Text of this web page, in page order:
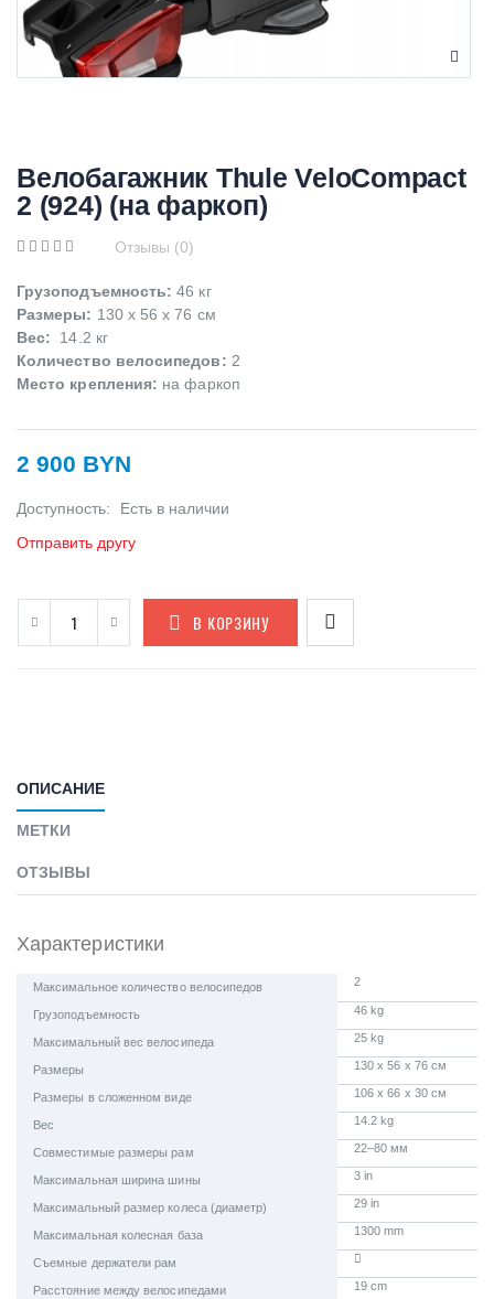
Велобагажник Thule VeloCompact
2 (924) (на фаркоп)
Отзывы (0)
Грузоподъемность:46 кг
Размеры: 130 x 56 x 76 см
Вес:
14.2 кг
Количество велосипедов: 2
Место крепления: на фаркоп
2 900 BYN
Доступность:
Есть в наличии
Отправить другу
В КОРЗИНУ
ОПИСАНИЕ
МЕТКИ
ОТЗЫВЫ
Характеристики
Максимальное количество велосипедов 2
Грузоподъемность 46 kg
Максимальный вес велосипеда 25 kg
Размеры 130 x 56 x 76 см
Размеры в сложенном виде 106 x 66 x 30 см
Вес 14.2 kg
Совместимые размеры рам 22–80 мм
Максимальная ширина шины 3 in
Максимальный размер колеса (диаметр) 29 in
Максимальная колесная база 1300 mm
Съемные держатели рам
Расстояние между велосипедами 19 cm